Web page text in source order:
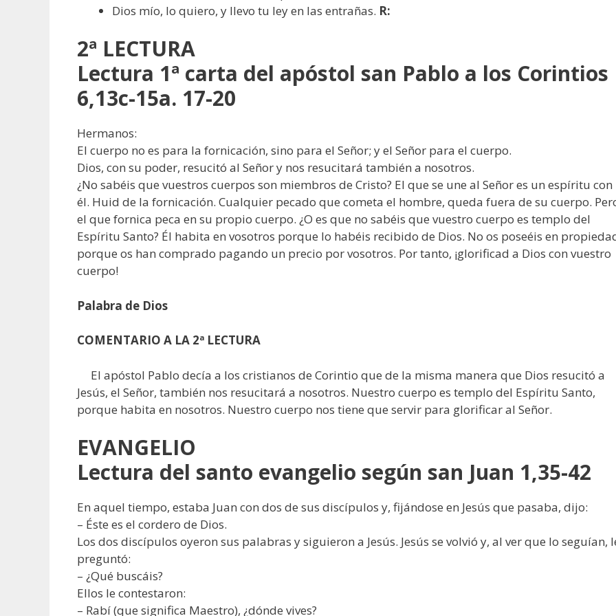
Dios mío, lo quiero, y llevo tu ley en las entrañas. R:
2ª LECTURA
Lectura 1ª carta del apóstol san Pablo a los Corintios
6,13c-15a. 17-20
Hermanos:
El cuerpo no es para la fornicación, sino para el Señor; y el Señor para el cuerpo.
Dios, con su poder, resucitó al Señor y nos resucitará también a nosotros.
¿No sabéis que vuestros cuerpos son miembros de Cristo? El que se une al Señor es un espíritu con
él. Huid de la fornicación. Cualquier pecado que cometa el hombre, queda fuera de su cuerpo.
el que fornica peca en su propio cuerpo. ¿O es que no sabéis que vuestro cuerpo es templo del
Espíritu Santo? Él habita en vosotros porque lo habéis recibido de Dios. No os poseéis en
porque os han comprado pagando un precio por vosotros. Por tanto, ¡glorificad a Dios con vuestro
cuerpo!
Palabra de Dios
COMENTARIO A LA 2ª LECTURA
El apóstol Pablo decía a los cristianos de Corintio que de la misma manera que Dios resucitó a
Jesús, el Señor, también nos resucitará a nosotros. Nuestro cuerpo es templo del Espíritu Santo,
porque habita en nosotros. Nuestro cuerpo nos tiene que servir para glorificar al Señor.
EVANGELIO
Lectura del santo evangelio según san Juan 1,35-42
En aquel tiempo, estaba Juan con dos de sus discípulos y, fijándose en Jesús que pasaba, dijo:
– Éste es el cordero de Dios.
Los dos discípulos oyeron sus palabras y siguieron a Jesús. Jesús se volvió y, al ver que lo seguían,
preguntó:
– ¿Qué buscáis?
Ellos le contestaron:
– Rabí (que significa Maestro), ¿dónde vives?